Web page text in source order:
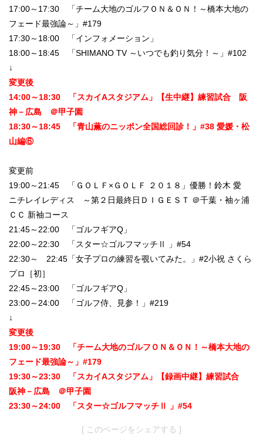
17:00～17:30 「チーム大地のゴルフＯＮ＆ＯＮ！～橋本大地の
フェード最強論～」#179
17:30～18:00 「インフォメーション」
18:00～18:45 「SHIMANO TV ～いつでも釣り気分！～」#102
↓
変更後
14:00～18:30 「スカイAスタジアム」【生中継】練習試合 阪
神－広島 ＠甲子園
18:30～18:45 「青山薫のニッポン全国総回診！」#38 愛媛・松
山編⑥
変更前
19:00～21:45 「ＧＯＬＦ×ＧＯＬＦ ２０１８」優勝！鈴木 愛
ニチレイレディス ～第２日最終日ＤＩＧＥＳＴ ＠千葉・袖ヶ浦
ＣＣ 新袖コース
21:45～22:00 「ゴルフギアQ」
22:00～22:30 「スター☆ゴルフマッチⅡ 」#54
22:30～ 22:45「女子プロの練習を覗いてみた。」#2小祝 さくら
プロ［初］
22:45～23:00 「ゴルフギアQ」
23:00～24:00 「ゴルフ侍、見参！」#219
↓
変更後
19:00～19:30 「チーム大地のゴルフＯＮ＆ＯＮ！～橋本大地の
フェード最強論～」#179
19:30～23:30 「スカイAスタジアム」【録画中継】練習試合
阪神－広島 ＠甲子園
23:30～24:00 「スター☆ゴルフマッチⅡ 」#54
[ このページをシェアする ]